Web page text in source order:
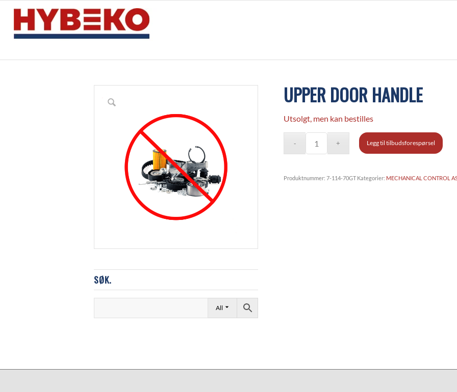
SØK.
All
UPPER DOOR HANDLE
Utsolgt, men kan bestilles
Legg til tilbudsforespørsel
Produktnummer:7-114-70GT Kategorier: MECHANICAL CONTROL